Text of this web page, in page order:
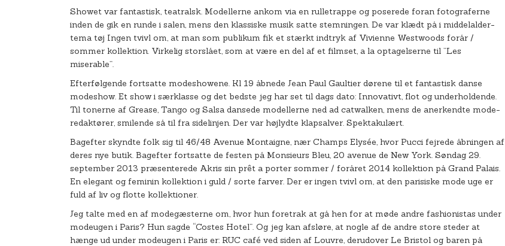
Showet var fantastisk, teatralsk. Modellerne ankom via en rulletrappe og poserede foran fotograferne
inden de gik en runde i salen, mens den klassiske musik satte stemningen. De var klædt på i middelalder-
tema tøj Ingen tvivl om, at man som publikum fik et stærkt indtryk af Vivienne Westwoods forår /
sommer kollektion. Virkelig storslået, som at være en del af et filmset, a la optagelserne til ”Les
miserable”.
Efterfølgende fortsatte modeshowene. Kl 19 åbnede Jean Paul Gaultier dørene til et fantastisk danse
modeshow. Et show i særklasse og det bedste jeg har set til dags dato: Innovativt, flot og underholdende.
Til tonerne af Grease, Tango og Salsa dansede modellerne ned ad catwalken, mens de anerkendte mode-
redaktører, smilende så til fra sidelinjen. Der var højlydte klapsalver. Spektakulært.
Bagefter skyndte folk sig til 46/48 Avenue Montaigne, nær Champs Elysée, hvor Pucci fejrede åbningen af
deres nye butik. Bagefter fortsatte de festen på Monsieurs Bleu, 20 avenue de New York. Søndag 29.
september 2013 præsenterede Akris sin prêt a porter sommer / foråret 2014 kollektion på Grand Palais.
En elegant og feminin kollektion i guld / sorte farver. Der er ingen tvivl om, at den parisiske mode uge er
fuld af liv og flotte kollektioner.
Jeg talte med en af modegæsterne om, hvor hun foretrak at gå hen for at møde andre fashionistas under
modeugen i Paris? Hun sagde “Costes Hotel”. Og jeg kan afsløre, at nogle af de andre store steder at
hænge ud under modeugen i Paris er: RUC café ved siden af Louvre, derudover Le Bristol og baren på